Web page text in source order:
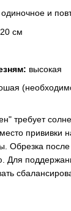
и
см
высокая
требует
Обрезка
Для